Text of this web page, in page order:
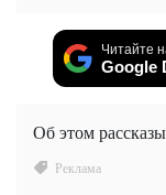
Читайте
Google
Об этом